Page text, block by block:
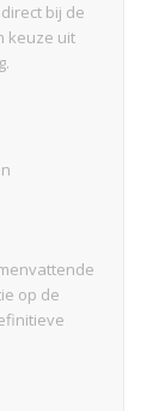
bij de
keuze uit
op de